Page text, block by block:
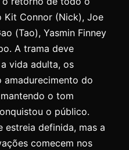
Kit Connor (Nick), Joe
(Tao), Yasmin Finney
A trama deve
vida adulta, os
amadurecimento do
o tom
o público.
estreia definida, mas a
comecem nos